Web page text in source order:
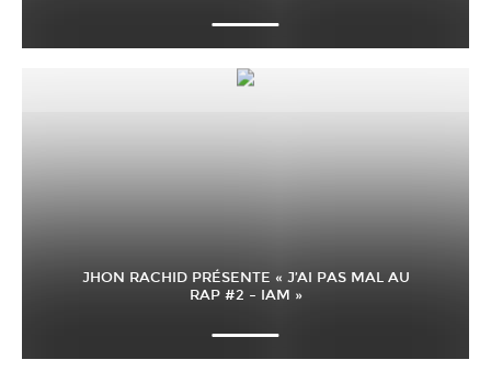
JHON RACHID PRÉSENTE « J’AI PAS MAL AU
RAP #2 – IAM »